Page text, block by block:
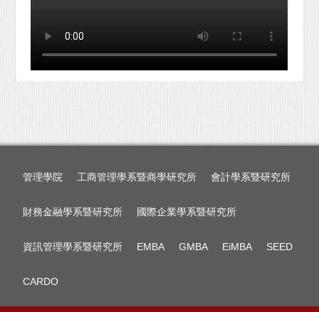
管理學院 工商管理學系暨商學研究所 會計學系暨研究所
財務金融學系暨研究所 國際企業學系暨研究所
資訊管理學系暨研究所 EMBA GMBA EiMBA SEED
CARDO